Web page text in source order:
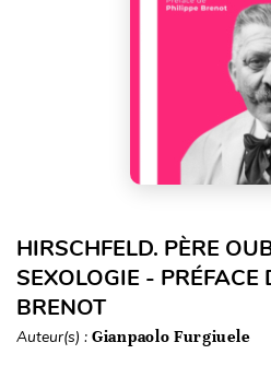
HIRSCHFELD. PÈRE
SEXOLOGIE - PRÉFACE
BRENOT
Auteur(s) : Gianpaolo Furgiuele